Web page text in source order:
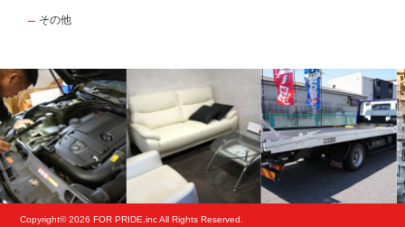
その他
Copyright© 2026 FOR PRIDE.inc All Rights Reserved.